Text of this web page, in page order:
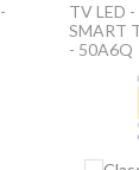
TV LED
SMART
- 50A6Q